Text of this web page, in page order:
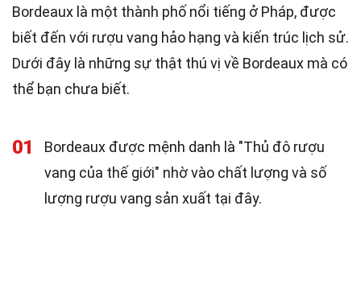
Bordeaux là một thành phố nổi tiếng ở Pháp, được
biết đến với rượu vang hảo hạng và kiến trúc lịch sử.
Dưới đây là những sự thật thú vị về Bordeaux mà có
thể bạn chưa biết.
01
Bordeaux được mệnh danh là "Thủ đô rượu
vang của thế giới" nhờ vào chất lượng và số
lượng rượu vang sản xuất tại đây.